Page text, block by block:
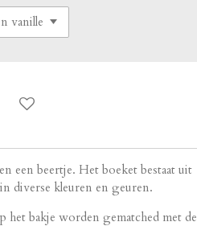
een beertje. Het boeket bestaat uit
diverse kleuren en geuren.
bakje worden gematched met de